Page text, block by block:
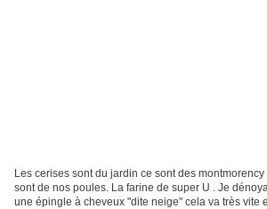
Les cerises sont du jardin ce sont des
sont de nos poules. La farine de super U . Je
une épingle à cheveux "dite neige" cela va très vite